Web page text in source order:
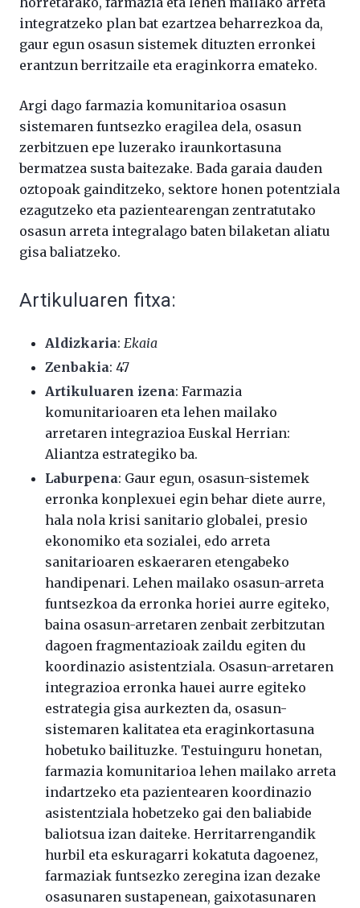
integratzeko plan bat ezartzea beharrezkoa da,
gaur egun osasun sistemek dituzten erronkei
erantzun berritzaile eta eraginkorra emateko.
Argi dago farmazia komunitarioa osasun
sistemaren funtsezko eragilea dela, osasun
zerbitzuen epe luzerako iraunkortasuna
bermatzea susta baitezake. Bada garaia dauden
oztopoak gainditzeko, sektore honen potentziala
ezagutzeko eta pazientearengan zentratutako
osasun arreta integralago baten bilaketan aliatu
gisa baliatzeko.
Artikuluaren fitxa:
Aldizkaria: Ekaia
Zenbakia: 47
Artikuluaren izena: Farmazia
komunitarioaren eta lehen mailako
arretaren integrazioa Euskal Herrian:
Aliantza estrategiko ba.
Laburpena: Gaur egun, osasun-sistemek
erronka konplexuei egin behar diete aurre,
hala nola krisi sanitario globalei, presio
ekonomiko eta sozialei, edo arreta
sanitarioaren eskaeraren etengabeko
handipenari. Lehen mailako osasun-arreta
funtsezkoa da erronka horiei aurre egiteko,
baina osasun-arretaren zenbait zerbitzutan
dagoen fragmentazioak zaildu egiten du
koordinazio asistentziala. Osasun-arretaren
integrazioa erronka hauei aurre egiteko
estrategia gisa aurkezten da, osasun-
sistemaren kalitatea eta eraginkortasuna
hobetuko bailituzke. Testuinguru honetan,
farmazia komunitarioa lehen mailako arreta
indartzeko eta pazientearen koordinazio
asistentziala hobetzeko gai den baliabide
baliotsua izan daiteke. Herritarrengandik
hurbil eta eskuragarri kokatuta dagoenez,
farmaziak funtsezko zeregina izan dezake
osasunaren sustapenean, gaixotasunaren